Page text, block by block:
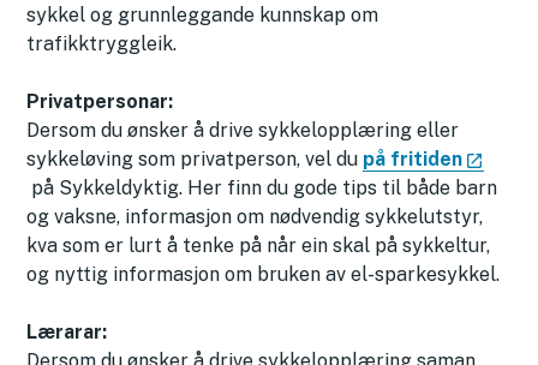
sykkel og grunnleggande kunnskap om
trafikktryggleik.
Privatpersonar:
Dersom du ønsker å drive sykkelopplæring eller
sykkeløving som privatperson, vel du på fritiden
på Sykkeldyktig. Her finn du gode tips til både barn
og vaksne, informasjon om nødvendig sykkelutstyr,
kva som er lurt å tenke på når ein skal på sykkeltur,
og nyttig informasjon om bruken av el-sparkesykkel.
Lærarar: